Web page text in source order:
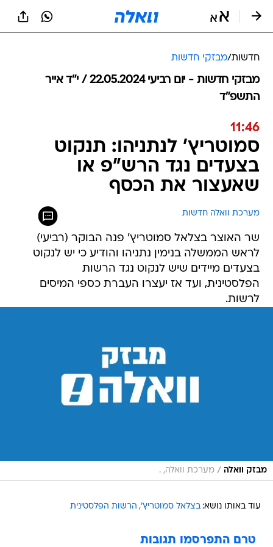
חדשות/מבזקי חדשות
מבזקי חדשות - יום רביעי 22.05.2024 / י״ד אייר
התשפ"ד
11:46
סמוטריץ' לנתניהו: תנקוט
בצעדים נגד הרש"פ או
שאעצור את הכסף
מערכת וואלה חדשות
שר האוצר בצלאל סמוטריץ' פנה הבוקר (רביעי)
לראש הממשלה בנימין נתניהו והודיע כי יש לנקוט
בצעדים מיידים שיש לנקוט נגד הרשות
הפלסטינית, ועד אז יעצרו העברת כספי המיסים
לרשות.
מבזק וואלה / מערכת וואלה, .
עוד באותו נושא: בצלאל סמוטריץ' הרשות הפלסטינית
טרם התפרסמו תגובות